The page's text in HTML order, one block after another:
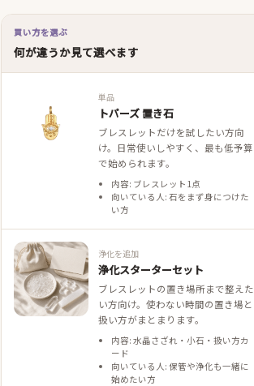
買い方を選ぶ
何が違うか見て選べます
単品
トパーズ 置き石
ブレスレットだけを試したい方向
け。日常使いしやすく、最も低予算
で始められます。
内容: ブレスレット1点
向いている人: 石をまず身につけた
い方
浄化を追加
浄化スターターセット
ブレスレットの置き場所まで整えた
い方向け。使わない時間の置き場と
扱い方がまとまります。
内容: 水晶さざれ・小石・扱い方カ
ード
向いている人: 保管や浄化も一緒に
始めたい方